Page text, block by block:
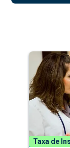
Taxa de